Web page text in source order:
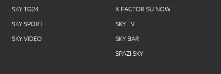
SKY TG24
SKY SPORT
SKY VIDEO
X FACTOR SU NOW
SKY TV
SKY BAR
SPAZI SKY